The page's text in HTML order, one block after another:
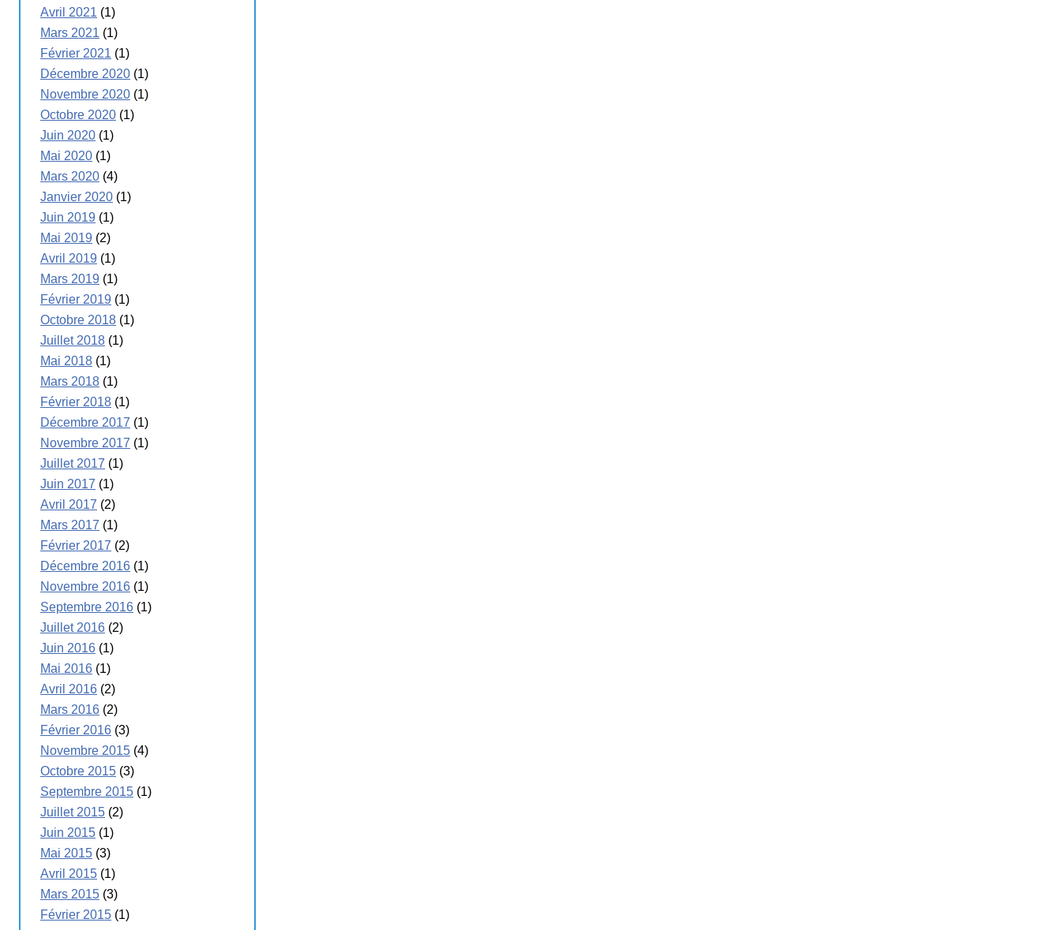
Avril 2021 (1)
Mars 2021 (1)
Février 2021 (1)
Décembre 2020 (1)
Novembre 2020 (1)
Octobre 2020 (1)
Juin 2020 (1)
Mai 2020 (1)
Mars 2020 (4)
Janvier 2020 (1)
Juin 2019 (1)
Mai 2019 (2)
Avril 2019 (1)
Mars 2019 (1)
Février 2019 (1)
Octobre 2018 (1)
Juillet 2018 (1)
Mai 2018 (1)
Mars 2018 (1)
Février 2018 (1)
Décembre 2017 (1)
Novembre 2017 (1)
Juillet 2017 (1)
Juin 2017 (1)
Avril 2017 (2)
Mars 2017 (1)
Février 2017 (2)
Décembre 2016 (1)
Novembre 2016 (1)
Septembre 2016 (1)
Juillet 2016 (2)
Juin 2016 (1)
Mai 2016 (1)
Avril 2016 (2)
Mars 2016 (2)
Février 2016 (3)
Novembre 2015 (4)
Octobre 2015 (3)
Septembre 2015 (1)
Juillet 2015 (2)
Juin 2015 (1)
Mai 2015 (3)
Avril 2015 (1)
Mars 2015 (3)
Février 2015 (1)